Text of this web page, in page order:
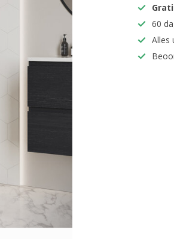
60
Alles